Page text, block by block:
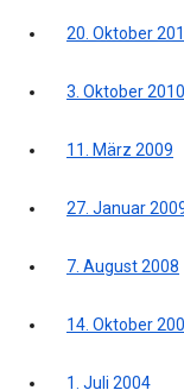
20. Oktober
3. Oktober 2010
11. März 2009
27. Januar
7. August 2008
14. Oktober
1. Juli 2004